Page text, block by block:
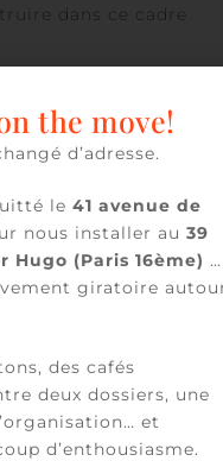
dans ce cadre
la fin de cette
the move!
d’adresse.
le 41 avenue de
nous installer au 39
Hugo (Paris 16ème) …
giratoire
des cafés
deux dossiers, une
et
d’enthousiasme.